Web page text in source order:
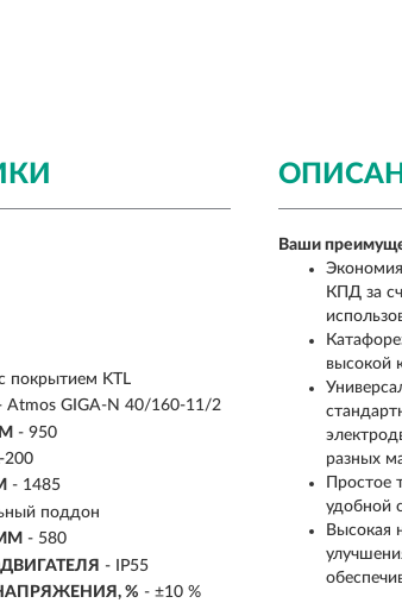
покрытием KTL
Atmos GIGA-N 40/160-11/2
- 950
200
- 1485
поддон
- 580
- IP55
% - ±10 %
Ваши
КПД за
высокой
разных
Простое
удобной
Высокая